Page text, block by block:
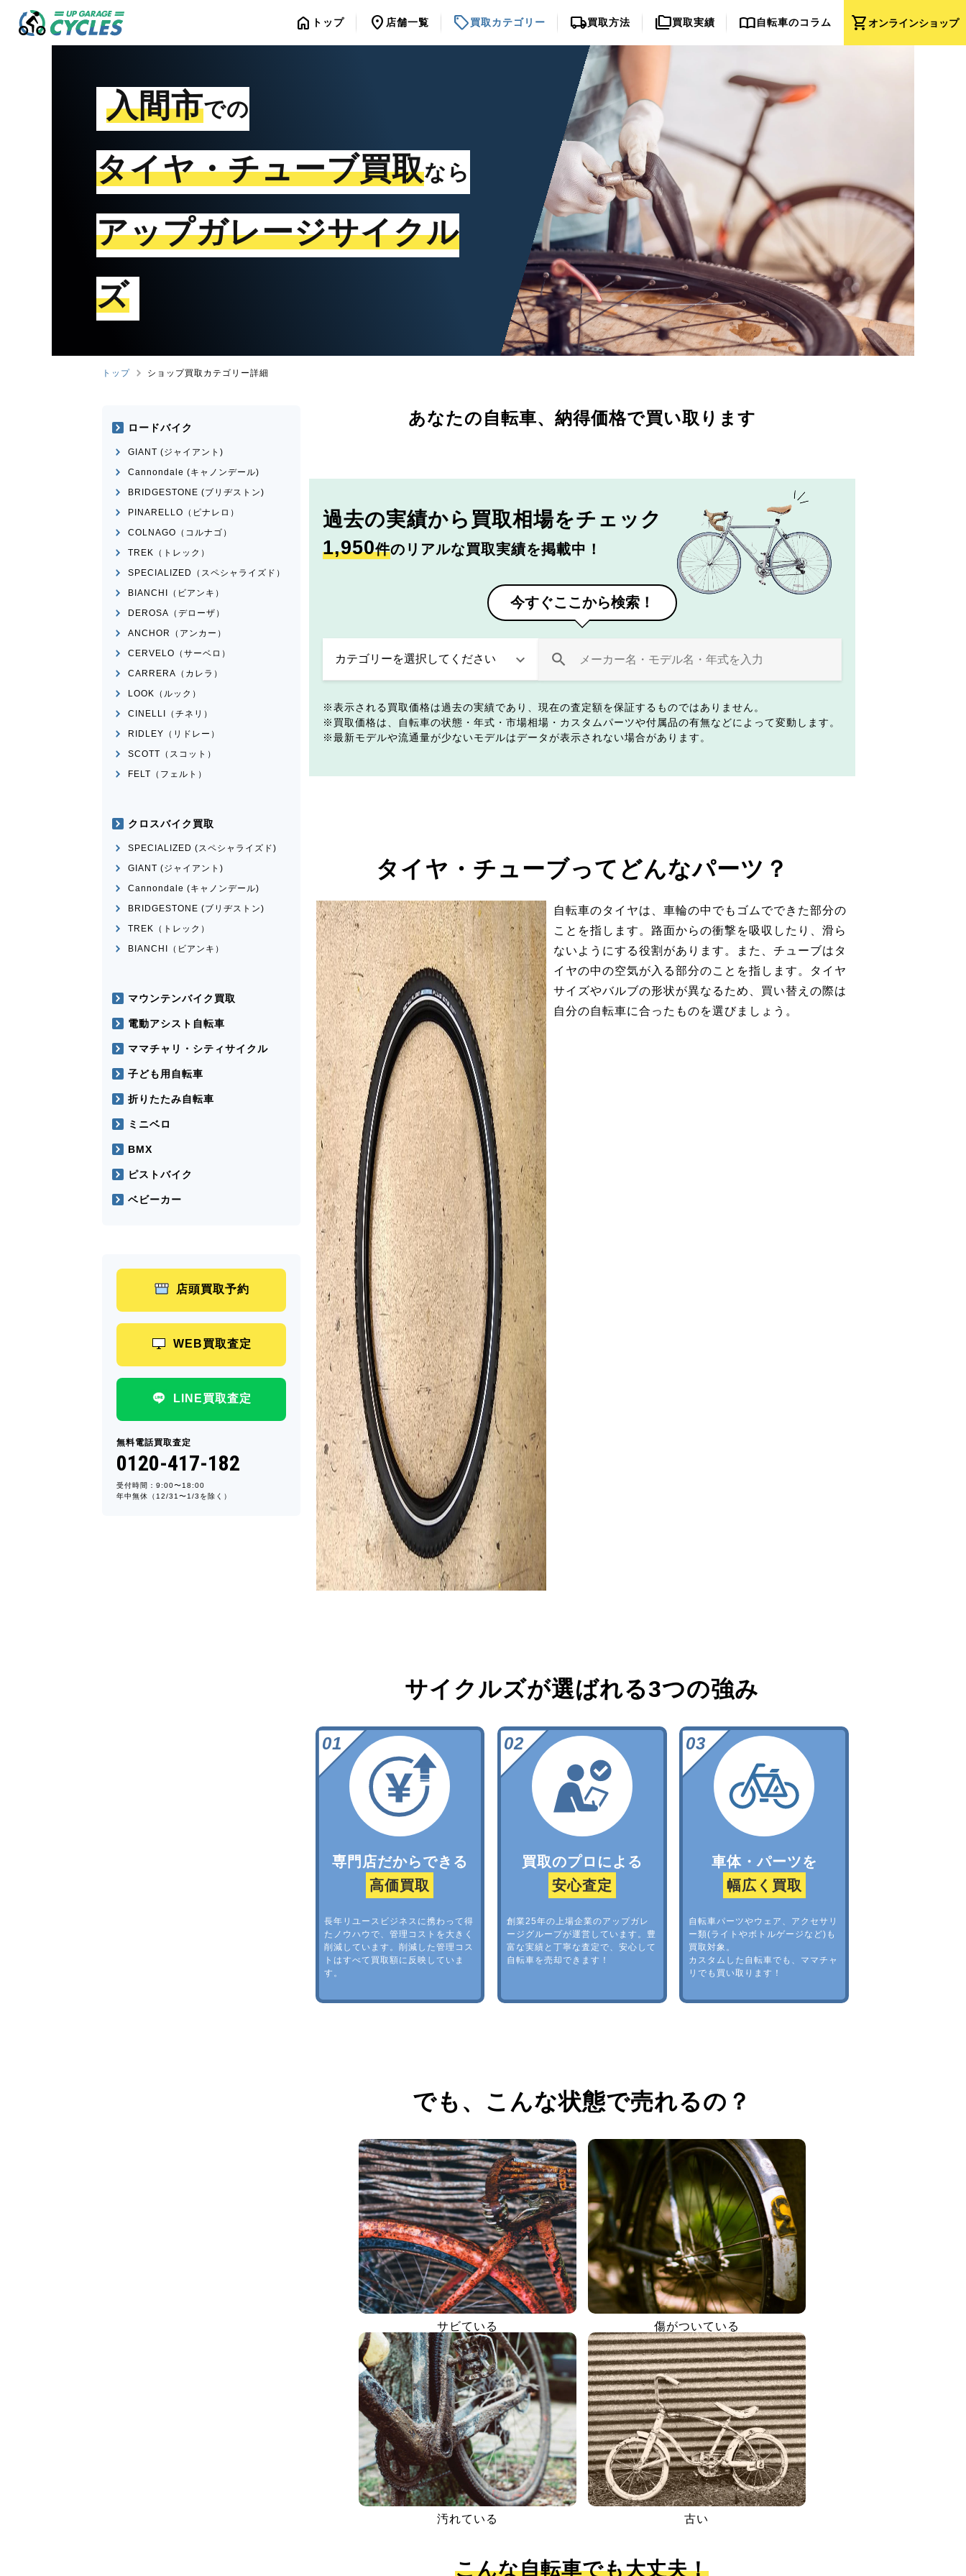
shopping_cartオンラインショップ
home トップ location_on 店舗一覧 sell買取カテゴリー local_shipping買取方法 folder_copy買取実績 import_contacts自転車のコラム
入間市での
タイヤ・チューブ買取なら
アップガレージサイクル
ズ
トップ ショップ買取カテゴリー詳細
あなたの自転車、 納得価格で買い取ります
過去の実績から 買取相場をチェック
1,950件のリアルな買取実績を掲載中！
今すぐここから検索！
表示される買取価格は過去の実績であり、現在の査定額を保証するものではありません。
買取価格は、自転車の状態・年式・市場相場・カスタムパーツや付属品の有無などによって変動します。
最新モデルや流通量が少ないモデルはデータが表示されない場合があります。
タイヤ・チューブってどんなパーツ？
自転車のタイヤは、車輪の中でもゴムでできた部分の
ことを指します。路面からの衝撃を吸収したり、滑ら
ないようにする役割があります。また、チューブはタ
イヤの中の空気が入る部分のことを指します。タイヤ
サイズやバルブの形状が異なるため、買い替えの際は
自分の自転車に合ったものを選びましょう。
サイクルズが選ばれる3つの強み
専門店だからできる
高価買取
長年リユースビジネスに携わって得
たノウハウで、管理コストを大きく
削減しています。削減した管理コス
トはすべて買取額に反映していま
す。
買取のプロによる
安心査定
創業25年の上場企業のアップガレ
ージグループが運営しています。豊
富な実績と丁寧な査定で、安心して
自転車を売却できます！
車体・パーツを
幅広く買取
自転車パーツやウェア、アクセサリ
ー類(ライトやボトルゲージなど)も
買取対象。
カスタムした自転車でも、ママチャ
リでも買い取ります！
でも、 こんな状態で売れるの？
サビている 傷がついている
汚れている 古い
こんな自転車でも大丈夫！
ロードバイク
GIANT (ジャイアント)
Cannondale (キャノンデール)
BRIDGESTONE (ブリヂストン)
PINARELLO（ピナレロ）
COLNAGO（コルナゴ）
TREK（トレック）
SPECIALIZED（スペシャライズド）
BIANCHI（ビアンキ）
DEROSA（デローザ）
ANCHOR（アンカー）
CERVELO（サーベロ）
CARRERA（カレラ）
LOOK（ルック）
CINELLI（チネリ）
RIDLEY（リドレー）
SCOTT（スコット）
FELT（フェルト）
クロスバイク買取
SPECIALIZED (スペシャライズド)
GIANT (ジャイアント)
Cannondale (キャノンデール)
BRIDGESTONE (ブリヂストン)
TREK（トレック）
BIANCHI（ビアンキ）
マウンテンバイク買取
電動アシスト自転車
ママチャリ・シティサイクル
子ども用自転車
折りたたみ自転車
ミニベロ
BMX
ピストバイク
ベビーカー
店頭買取予約
WEB買取査定
LINE買取査定
無料電話買取査定
0120-417-182
受付時間：9:00〜18:00
年中無休（12/31〜1/3を除く）